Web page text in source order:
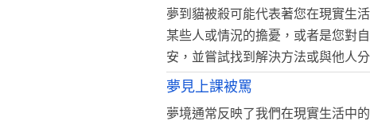
夢到貓被殺可能代表著您在現實生
某些人或情況的擔憂，或者是您對
安，並嘗試找到解決方法或與他人
夢見上課被罵
夢境通常反映了我們在現實生活中